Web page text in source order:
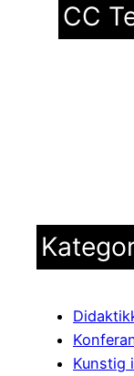
CC
Kunstig